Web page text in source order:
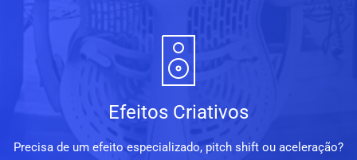
Efeitos Criativos
Precisa de um efeito especializado, pitch shift ou aceleração?